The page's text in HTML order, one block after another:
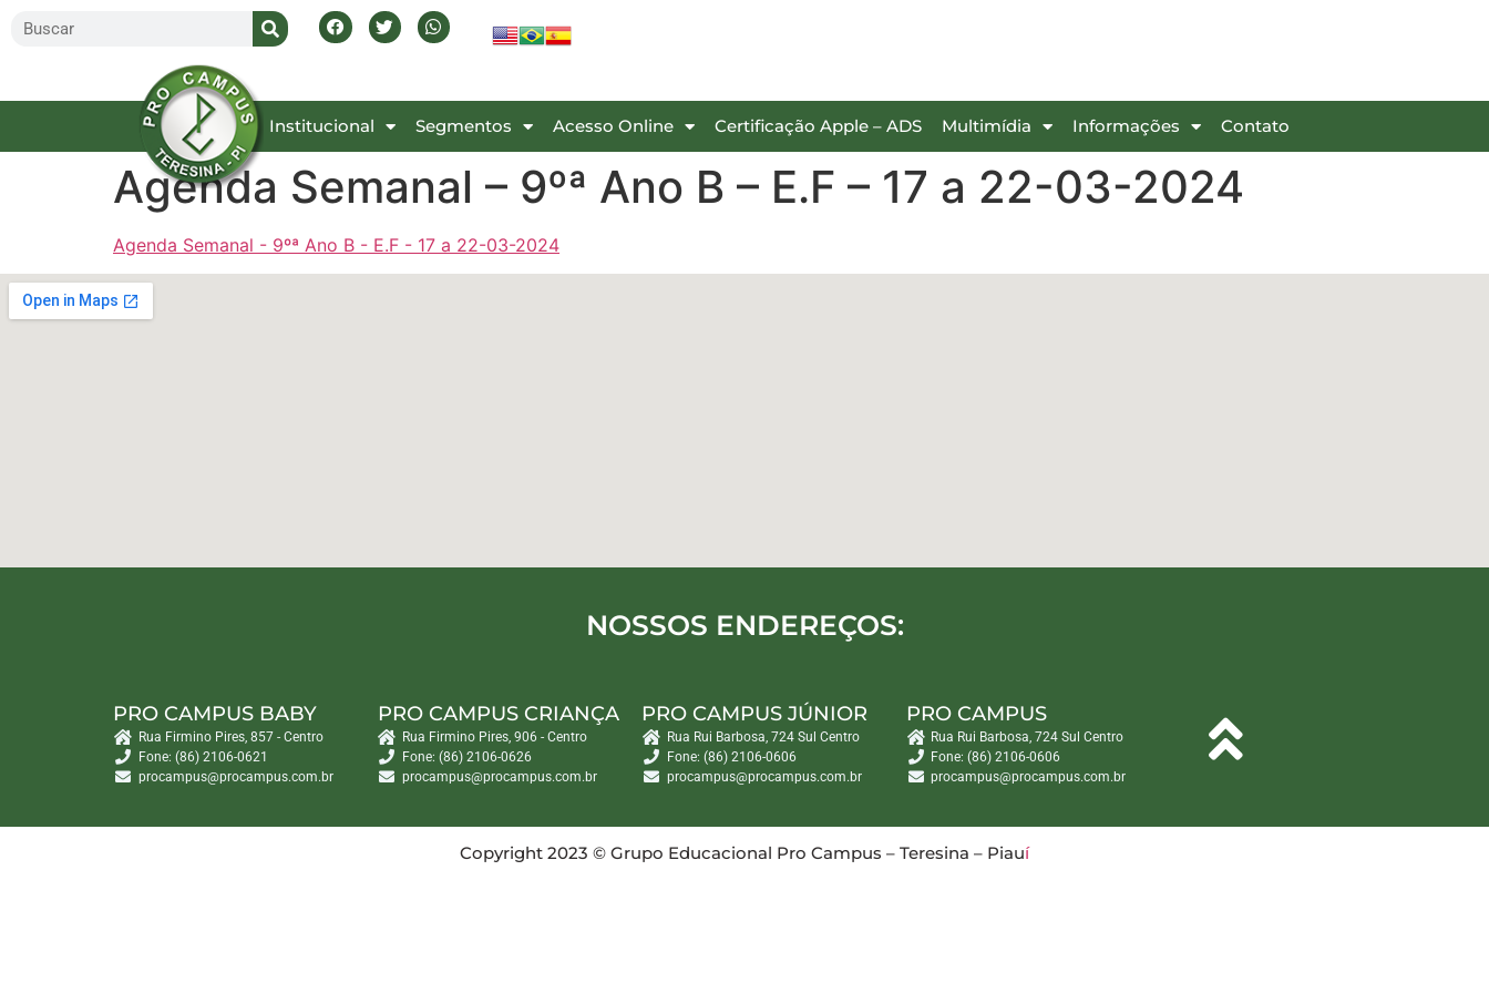
Inicial Institucional Segmentos Acesso Online Certificação Apple – ADS Multimídia Informações Contato
Agenda Semanal – 9ºª Ano B – E.F – 17 a 22-03-2024
Agenda Semanal - 9ºª Ano B - E.F - 17 a 22-03-2024
NOSSOS ENDEREÇOS:
PRO CAMPUS BABY
Rua Firmino Pires, 857 - Centro
Fone: (86) 2106-0621
procampus@procampus.com.br
PRO CAMPUS CRIANÇA
Rua Firmino Pires, 906 - Centro
Fone: (86) 2106-0626
procampus@procampus.com.br
PRO CAMPUS JÚNIOR
Rua Rui Barbosa, 724 Sul Centro
Fone: (86) 2106-0606
procampus@procampus.com.br
PRO CAMPUS
Rua Rui Barbosa, 724 Sul Centro
Fone: (86) 2106-0606
procampus@procampus.com.br
Copyright 2023 © Grupo Educacional Pro Campus – Teresina – Piauí